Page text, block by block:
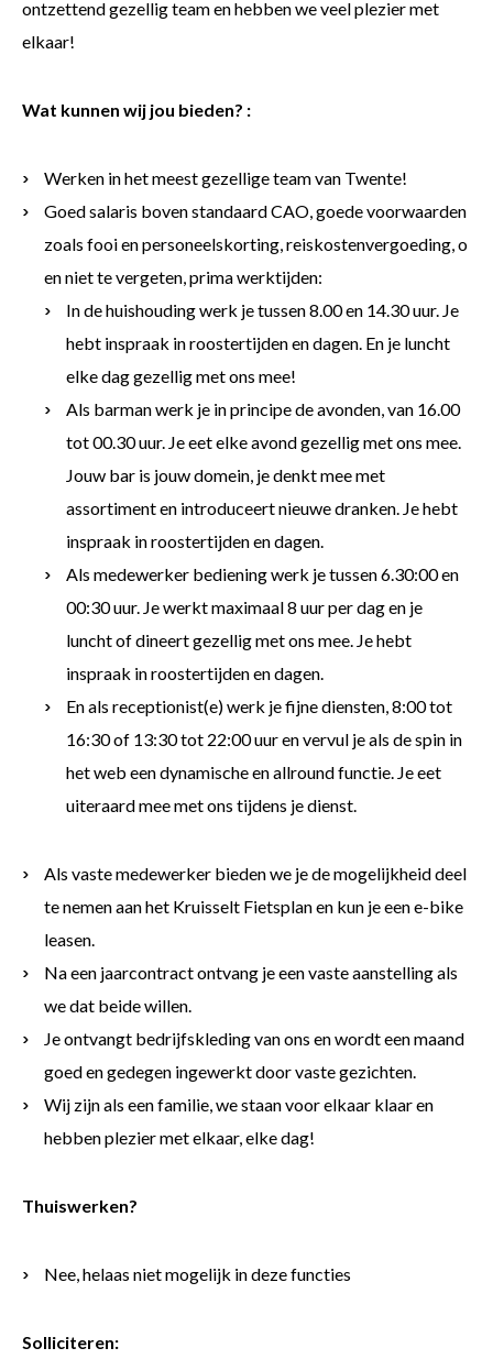
ontzettend gezellig team en hebben we veel plezier met
elkaar!
Wat kunnen wij jou bieden? :
Werken in het meest gezellige team van Twente!
Goed salaris boven standaard CAO, goede voorwaarden
zoals fooi en personeelskorting, reiskostenvergoeding, o
en niet te vergeten, prima werktijden:
In de huishouding werk je tussen 8.00 en 14.30 uur. Je
hebt inspraak in roostertijden en dagen. En je luncht
elke dag gezellig met ons mee!
Als barman werk je in principe de avonden, van 16.00
tot 00.30 uur. Je eet elke avond gezellig met ons mee.
Jouw bar is jouw domein, je denkt mee met
assortiment en introduceert nieuwe dranken. Je hebt
inspraak in roostertijden en dagen.
Als medewerker bediening werk je tussen 6.30:00 en
00:30 uur. Je werkt maximaal 8 uur per dag en je
luncht of dineert gezellig met ons mee. Je hebt
inspraak in roostertijden en dagen.
En als receptionist(e) werk je fijne diensten, 8:00 tot
16:30 of 13:30 tot 22:00 uur en vervul je als de spin in
het web een dynamische en allround functie. Je eet
uiteraard mee met ons tijdens je dienst.
Als vaste medewerker bieden we je de mogelijkheid deel
te nemen aan het Kruisselt Fietsplan en kun je een e-bike
leasen.
Na een jaarcontract ontvang je een vaste aanstelling als
we dat beide willen.
Je ontvangt bedrijfskleding van ons en wordt een maand
goed en gedegen ingewerkt door vaste gezichten.
Wij zijn als een familie, we staan voor elkaar klaar en
hebben plezier met elkaar, elke dag!
Thuiswerken?
Nee, helaas niet mogelijk in deze functies
Solliciteren: